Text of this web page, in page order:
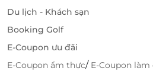
Du lịch - Khách sạn
Booking Golf
E-Coupon ưu đãi
E-Coupon ẩm thực/ E-Coupon làm